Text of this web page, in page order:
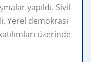
yapıldı. Sivil
Yerel demokrasi
üzerinde